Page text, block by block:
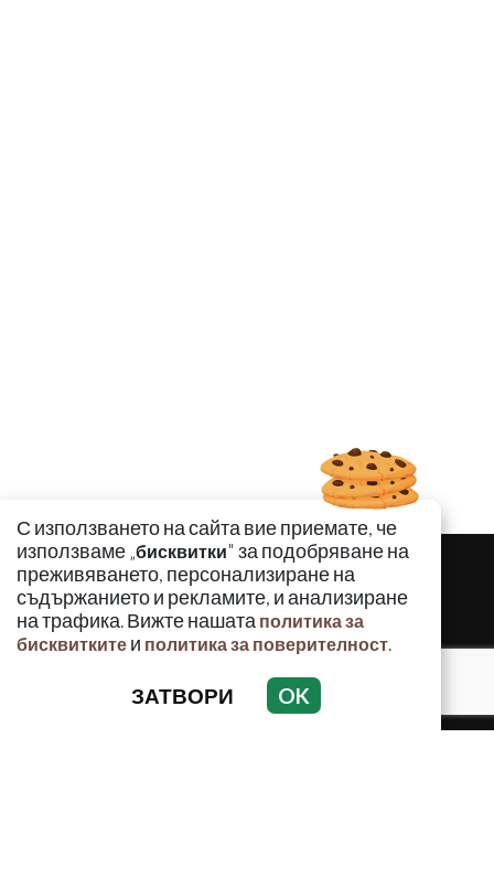
С използването на сайта вие приемате, че
използваме „бисквитки" за подобряване на
преживяването, персонализиране на
съдържанието и рекламите, и анализиране
на трафика. Вижте нашата политика за
бисквитките и политика за поверителност.
ЗАТВОРИ OK